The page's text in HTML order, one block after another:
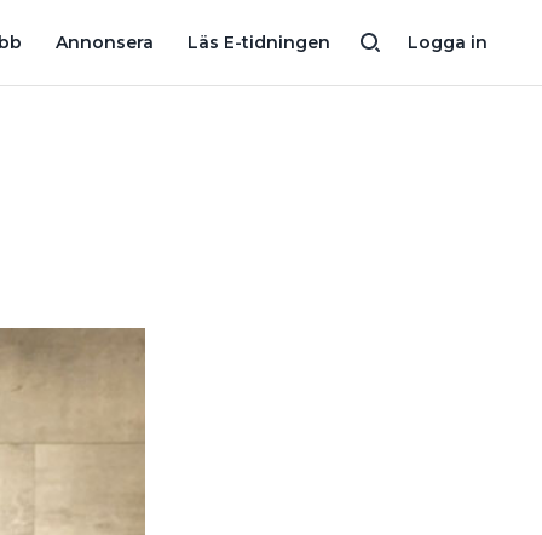
Logga in
Annonsera Läs E-tidningen
24 INSTALLATIONSKONCERNER: SÅ SER DERAS